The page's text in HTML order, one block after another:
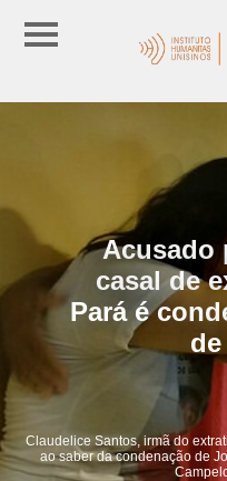
Acusado
casal de
Pará é
Claudelice Santos, irmã do
ao saber da condenação de